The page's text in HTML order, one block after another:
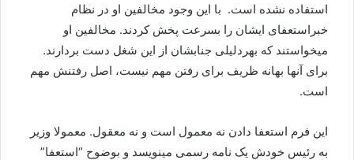
استفاده نشده است. ‌ با این وجود مخالفین او در نظام
خبراستعفای ایشان را بسرعت پخش کردند. مخالفین او
میخواستند که بهردلیلی جنابشان از این شغل دست بردارند.
برای آنها بهانه ظریف برای رفتن مهم نیست، اصل رفتنش مهم
است.
این فرم استعفا دادن نه معمول است و نه معقول. معمولا وزیر
به رئیس خودش یک نامه رسمی مینویسد و بوضوح “استعفا”